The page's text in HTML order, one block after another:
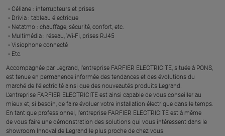
Céliane : interrupteurs et prises ​
Drivia : tableau électrique ​
Netatmo : chauffage, sécurité, confort, etc.​
Multimédia : réseau, Wi-Fi, prises RJ45​
Visiophone connecté​
Etc.​
​Accompagnée par Legrand, l’entreprise FARFIER ELECTRICITE, située à PONS,
est tenue en permanence informée des tendances et des évolutions du
marché de l'électricité ainsi que des nouveautés produits Legrand.
L’entreprise FARFIER ELECTRICITE est ainsi capable de vous conseiller au
mieux et, si besoin, de faire évoluer votre installation électrique dans le temps.
En tant que professionnel, l’entreprise FARFIER ELECTRICITE est à même
de vous faire une démonstration des solutions qui vous intéressent dans le
showroom Innoval de Legrand le plus proche de chez vous.​